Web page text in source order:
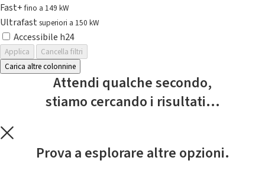
Fast+fino a 149 kW
Ultrafast superiori a 150 kW
Accessibile h24
Applica
Cancella filtri
Carica altre colonnine
Attendi qualche secondo,
stiamo cercando i risultati...
Prova a esplorare altre opzioni.